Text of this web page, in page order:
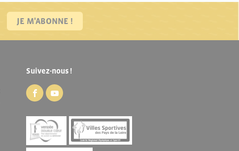
JE M'ABONNE !
Suivez-nous !